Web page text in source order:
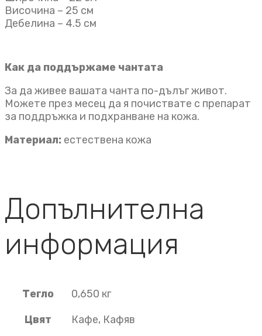
Височина – 25 см
Дебелина – 4.5 см
Как да поддържаме чантата
За да живее вашата чанта по-дълъг живот.
Можете през месец да я почиствате с препарат
за поддръжка и подхранване на кожа.
Материал: естествена кожа
Допълнителна
информация
Тегло
0,650 кг
Цвят
Кафе, Кафяв